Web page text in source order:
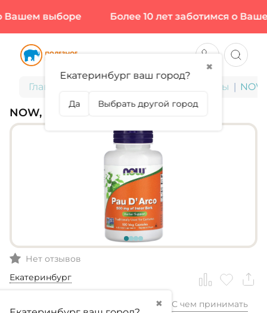
выборе Более 10 лет заботимся о
Главная БАДы для здоровья и красоты
NOW, PAU D'ARCO
Нет отзывов
Екатеринбург
✖
1 299,99₽ С чем принимать
✖
Екатеринбург ваш город?
Да Выбрать другой город